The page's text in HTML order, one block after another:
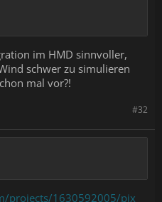
im HMD sinnvoller,
schwer zu simulieren
mal vor?!
#32
projects/1630592005/pix